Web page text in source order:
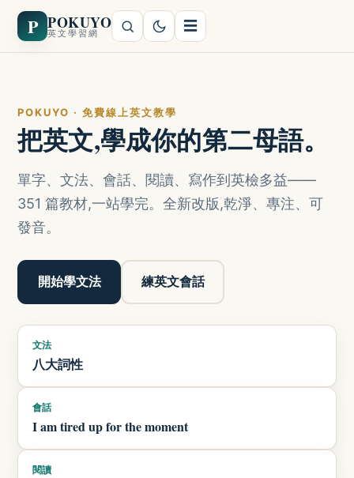
P POKUYO
英文學習網 ☰
POKUYO · 免費線上英文教學
把英文,學成你的第二母語。
單字、文法、會話、閱讀、寫作到英檢多益——
351 篇教材,一站學完。全新改版,乾淨、專注、可
發音。
開始學文法 練英文會話
文法
八大詞性
會話
I am tired up for the moment
閱讀